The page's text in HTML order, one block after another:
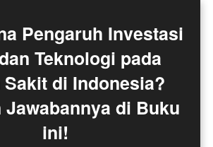
Pengaruh Investasi
Teknologi pada
Sakit di Indonesia?
Jawabannya di Buku
ini!